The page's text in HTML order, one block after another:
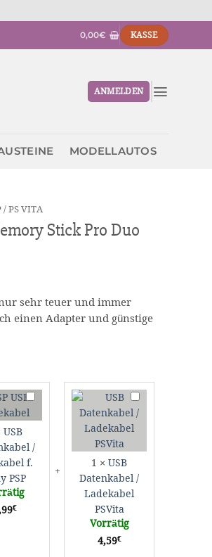
0,00€ KASSE
ANMELDEN
MODELLAUTOS
/ PS VITA
Stick Pro Duo
sehr teuer und immer
einen Adapter und günstige
USB
Stromkabel
f.
Sony
PSP
USB
/
f.
PSP
€
USB
Datenkabel
/
PSVita
1 ×USB
Datenkabel /
Ladekabel
PSVita
Vorrätig
4,59€